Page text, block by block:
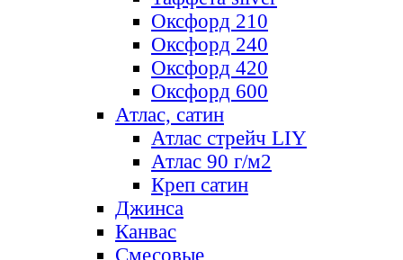
Оксфорд 210
Оксфорд 240
Оксфорд 420
Оксфорд 600
Атлас, сатин
Атлас стрейч LIY
Атлас 90 г/м2
Креп сатин
Джинса
Канвас
Смесовые